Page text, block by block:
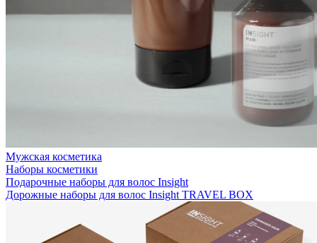
Мужская косметика
Наборы косметики
Подарочные наборы для волос Insight
Дорожные наборы для волос Insight TRAVEL BOX